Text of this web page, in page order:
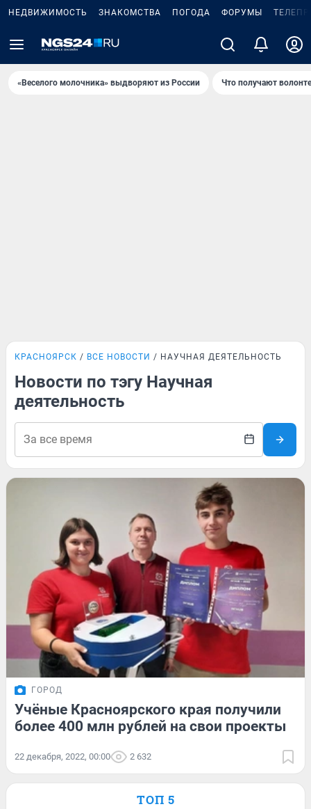
НЕДВИЖИМОСТЬ ЗНАКОМСТВА ПОГОДА ФОРУМЫ
«Веселого молочника» выдворяют из России Что получают
КРАСНОЯРСК ВСЕ НОВОСТИ НАУЧНАЯ ДЕЯТЕЛЬНОСТЬ
Новости по тэгу Научная
деятельность
ГОРОД
Учёные Красноярского края получили
более 400 млн рублей на свои проекты
22 декабря, 2022, 00:00 2 632
ТОП 5